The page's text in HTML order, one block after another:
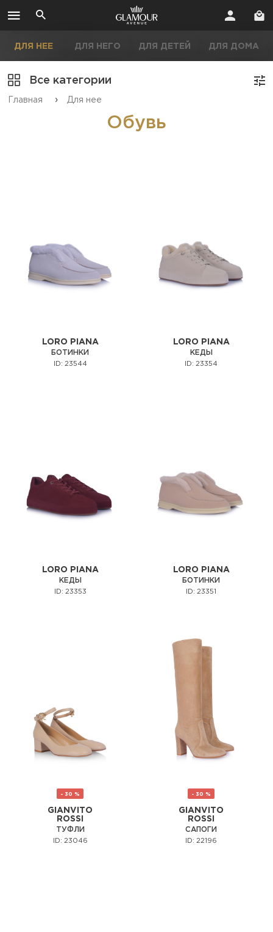
ДЛЯ НЕЕ ДЛЯ НЕГО ДЛЯ ДЕТЕЙ ДЛЯ ДОМА
Все категории
Главная › Для нее
Обувь
LORO PIANA
БОТИНКИ
ID: 23544
LORO PIANA
КЕДЫ
ID: 23354
LORO PIANA
КЕДЫ
ID: 23353
LORO PIANA
БОТИНКИ
ID: 23351
- 30 %
GIANVITO
ROSSI
ТУФЛИ
ID: 23046
- 30 %
GIANVITO
ROSSI
САПОГИ
ID: 22196